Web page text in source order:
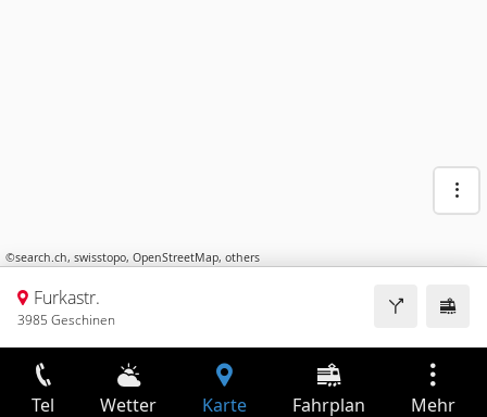
©search.ch, swisstopo, OpenStreetMap, others
Furkastr.
3985 Geschinen
Tel Wetter Karte Fahrplan Mehr